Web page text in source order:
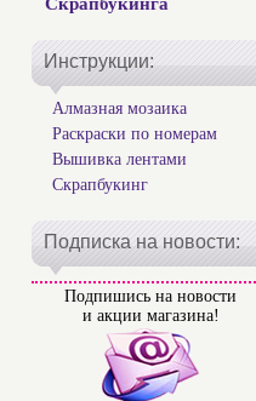
Инструкции:
Алмазная мозаика
Раскраски по номерам
Вышивка лентами
Скрапбукинг
Подписка на новости:
Подпишись на новости
и акции магазина!